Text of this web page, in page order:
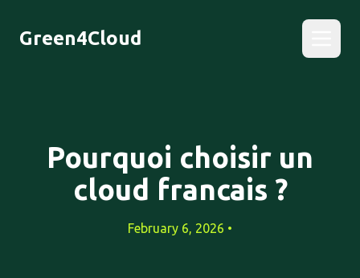
Green4Cloud
Pourquoi choisir un
cloud francais ?
February 6, 2026 •